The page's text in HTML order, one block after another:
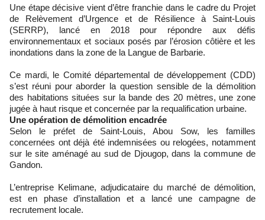
Une étape décisive vient d’être franchie dans le cadre du Projet
de Relèvement d’Urgence et de Résilience à Saint-Louis
(SERRP), lancé en 2018 pour répondre aux défis
environnementaux et sociaux posés par l’érosion côtière et les
inondations dans la zone de la Langue de Barbarie.
Ce mardi, le Comité départemental de développement (CDD)
s’est réuni pour aborder la question sensible de la démolition
des habitations situées sur la bande des 20 mètres, une zone
jugée à haut risque et concernée par la requalification urbaine.
Une opération de démolition encadrée
Selon le préfet de Saint-Louis, Abou Sow, les familles
concernées ont déjà été indemnisées ou relogées, notamment
sur le site aménagé au sud de Djougop, dans la commune de
Gandon.
L’entreprise Kelimane, adjudicataire du marché de démolition,
est en phase d’installation et a lancé une campagne de
recrutement locale.